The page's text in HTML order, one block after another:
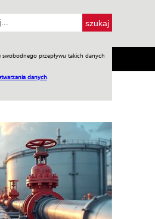
swobodnego przepływu takich danych
danych
Praca w WIW